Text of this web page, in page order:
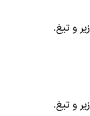
و تیغ.
و تیغ.